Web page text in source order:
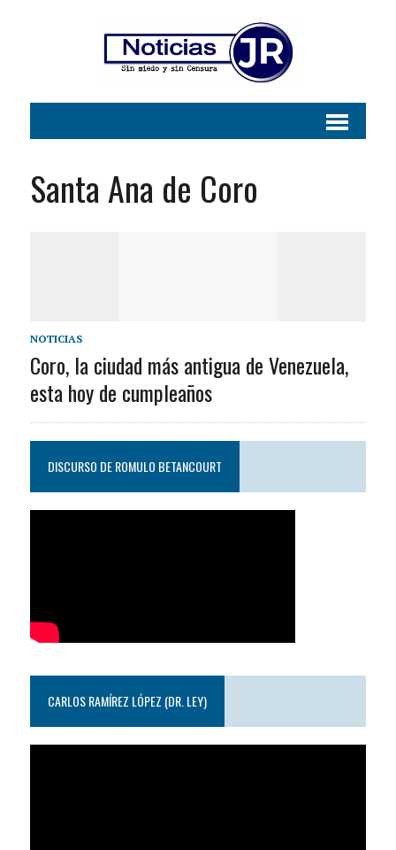
Santa Ana de Coro
NOTICIAS
Coro, la ciudad más antigua de Venezuela,
esta hoy de cumpleaños
DISCURSO DE ROMULO BETANCOURT
CARLOS RAMÍREZ LÓPEZ (DR. LEY)